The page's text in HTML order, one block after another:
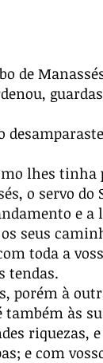
de
lhes
o servo
e a
seus
toda a
tendas.
porém à
às
e com